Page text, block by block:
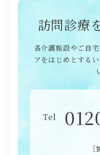
訪問診療
各介護施設やご自
アをはじめとする
Tel